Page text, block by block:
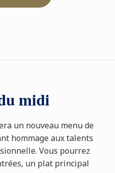
midi
un nouveau menu de
hommage aux talents
Vous pourrez
un plat principal